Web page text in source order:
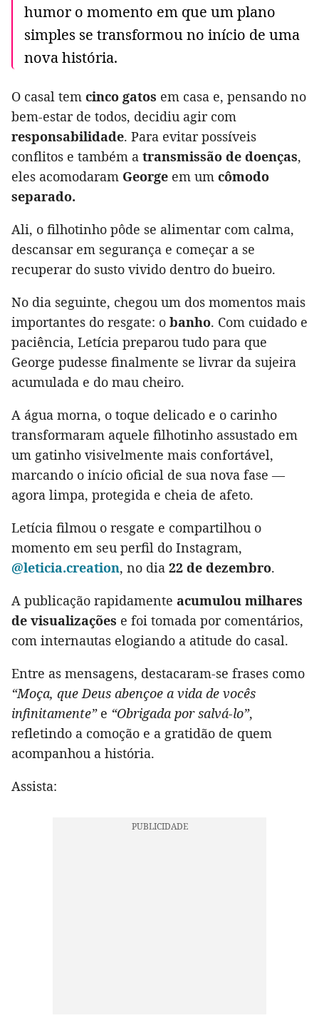
humor o momento em que um plano
simples se transformou no início de uma
nova história.
O casal tem cinco gatos em casa e, pensando no
bem-estar de todos, decidiu agir com
responsabilidade. Para evitar possíveis
conflitos e também a transmissão de doenças,
eles acomodaram George em um cômodo
separado.
Ali, o filhotinho pôde se alimentar com calma,
descansar em segurança e começar a se
recuperar do susto vivido dentro do bueiro.
No dia seguinte, chegou um dos momentos mais
importantes do resgate: o banho. Com cuidado e
paciência, Letícia preparou tudo para que
George pudesse finalmente se livrar da sujeira
acumulada e do mau cheiro.
A água morna, o toque delicado e o carinho
transformaram aquele filhotinho assustado em
um gatinho visivelmente mais confortável,
marcando o início oficial de sua nova fase —
agora limpa, protegida e cheia de afeto.
Letícia filmou o resgate e compartilhou o
momento em seu perfil do Instagram,
@leticia.creation, no dia 22 de dezembro.
A publicação rapidamente acumulou milhares
de visualizações e foi tomada por comentários,
com internautas elogiando a atitude do casal.
Entre as mensagens, destacaram-se frases como
“Moça, que Deus abençoe a vida de vocês
infinitamente”e “Obrigada por salvá-lo”,
refletindo a comoção e a gratidão de quem
acompanhou a história.
Assista: